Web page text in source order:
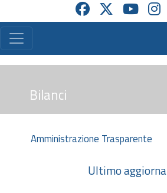
Bilanci
Amministrazione Trasparente
Ultimo